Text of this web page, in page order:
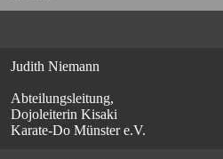
Judith Niemann
Abteilungsleitung,
Dojoleiterin Kisaki
Karate-Do Münster e.V.